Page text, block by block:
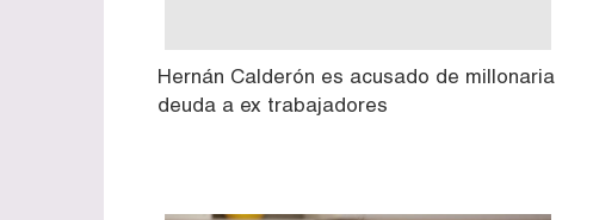
Hernán Calderón es acusado de millonaria
deuda a ex trabajadores